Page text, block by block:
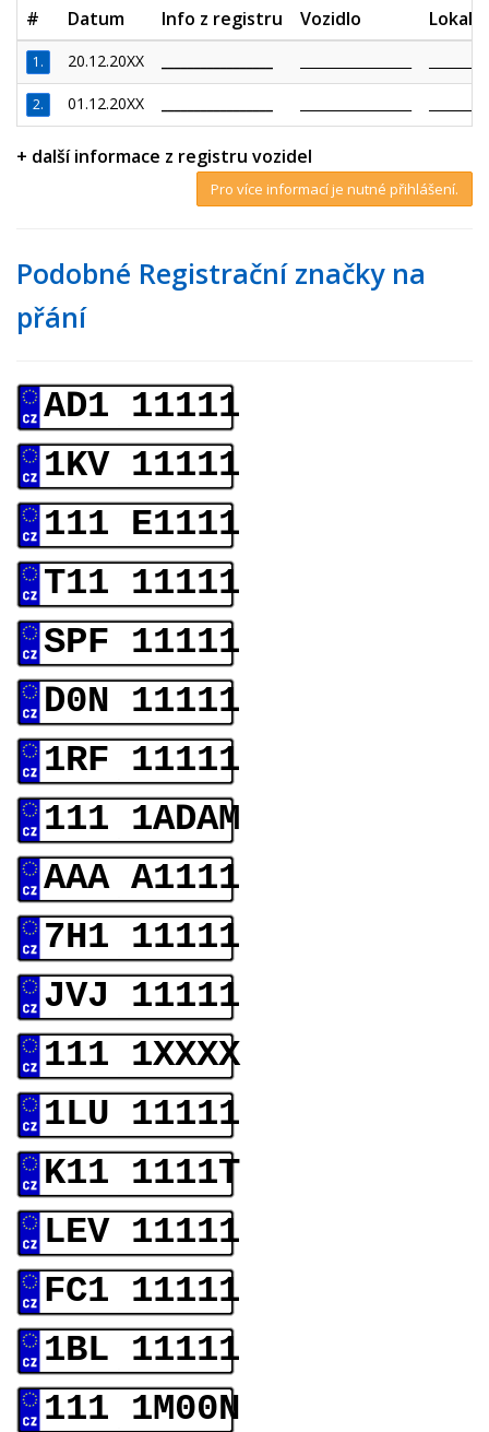
# Datum Info z registru Vozidlo
1. 20.12.20XX
2. 01.12.20XX
+ další informace z registru vozidel
Pro více informací je nutné přihlášení.
Podobné Registrační značky na
přání
AD1 11111
1KV 11111
111 E1111
T11 11111
SPF 11111
D0N 11111
1RF 11111
111 1ADAM
AAA A1111
7H1 11111
JVJ 11111
111 1XXXX
1LU 11111
K11 1111T
LEV 11111
FC1 11111
1BL 11111
111 1M00N